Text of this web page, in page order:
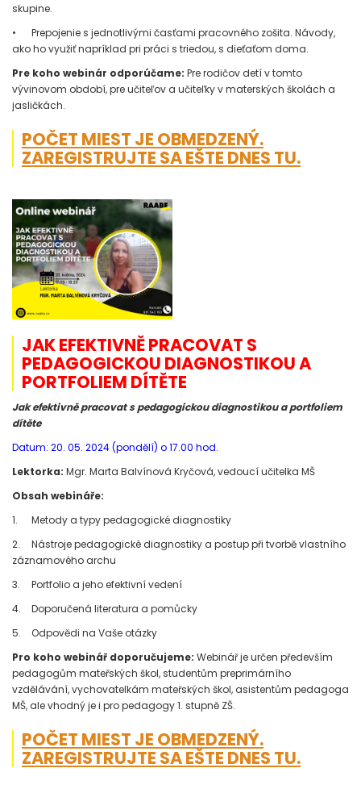
skupine.
•
Prepojenie s jednotlivými časťami pracovného zošita. Návody,
ako ho využiť napríklad pri práci s triedou, s dieťaťom doma.
Pre koho webinár odporúčame: Pre rodičov detí v tomto
vývinovom období, pre učiteľov a učiteľky v materských školách a
jasličkách.
POČET MIEST JE OBMEDZENÝ.
ZAREGISTRUJTE SA EŠTE DNES TU.
JAK EFEKTIVNĚ PRACOVAT S
PEDAGOGICKOU DIAGNOSTIKOU A
PORTFOLIEM DÍTĚTE
Jak efektivně pracovat s pedagogickou diagnostikou a portfoliem
dítěte
Datum: 20. 05. 2024 (pondělí) o 17.00 hod.
Lektorka: Mgr. Marta Balvínová Kryčová, vedoucí učitelka MŠ
Obsah webináře:
1.
Metody a typy pedagogické diagnostiky
2.
Nástroje pedagogické diagnostiky a postup při tvorbě vlastního
záznamového archu
3.
Portfolio a jeho efektivní vedení
4.
Doporučená literatura a pomůcky
5.
Odpovědi na Vaše otázky
Pro koho webinář doporučujeme: Webinář je určen především
pedagogům mateřských škol, studentům preprimárního
vzdělávání, vychovatelkám mateřských škol, asistentům pedagoga
MŠ, ale vhodný je i pro pedagogy 1. stupně ZŠ.
POČET MIEST JE OBMEDZENÝ.
ZAREGISTRUJTE SA EŠTE DNES TU.